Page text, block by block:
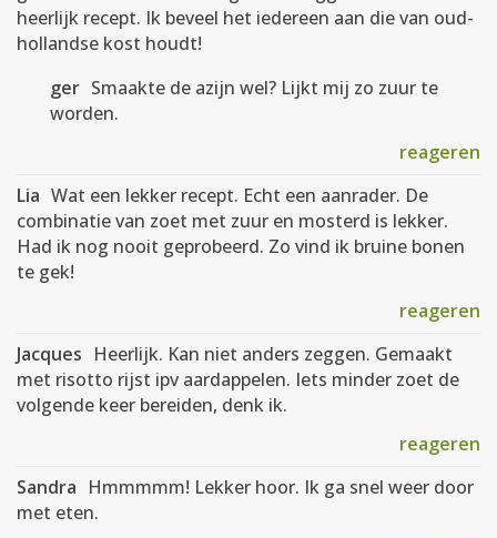
heerlijk recept. Ik beveel het iedereen aan die van oud-
hollandse kost houdt!
ger Smaakte de azijn wel? Lijkt mij zo zuur te
worden.
reageren
Lia Wat een lekker recept. Echt een aanrader. De
combinatie van zoet met zuur en mosterd is lekker.
Had ik nog nooit geprobeerd. Zo vind ik bruine bonen
te gek!
reageren
Jacques Heerlijk. Kan niet anders zeggen. Gemaakt
met risotto rijst ipv aardappelen. Iets minder zoet de
volgende keer bereiden, denk ik.
reageren
Sandra Hmmmmm! Lekker hoor. Ik ga snel weer door
met eten.